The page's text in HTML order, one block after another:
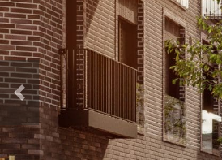
Forrige